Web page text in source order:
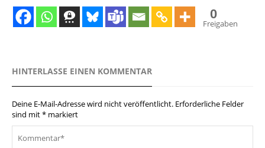
0
Freigaben
HINTERLASSE EINEN KOMMENTAR
Deine E-Mail-Adresse wird nicht veröffentlicht. Erforderliche Felder
sind mit* markiert